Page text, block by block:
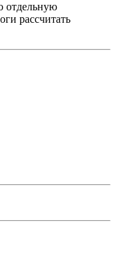
отдельную
рассчитать